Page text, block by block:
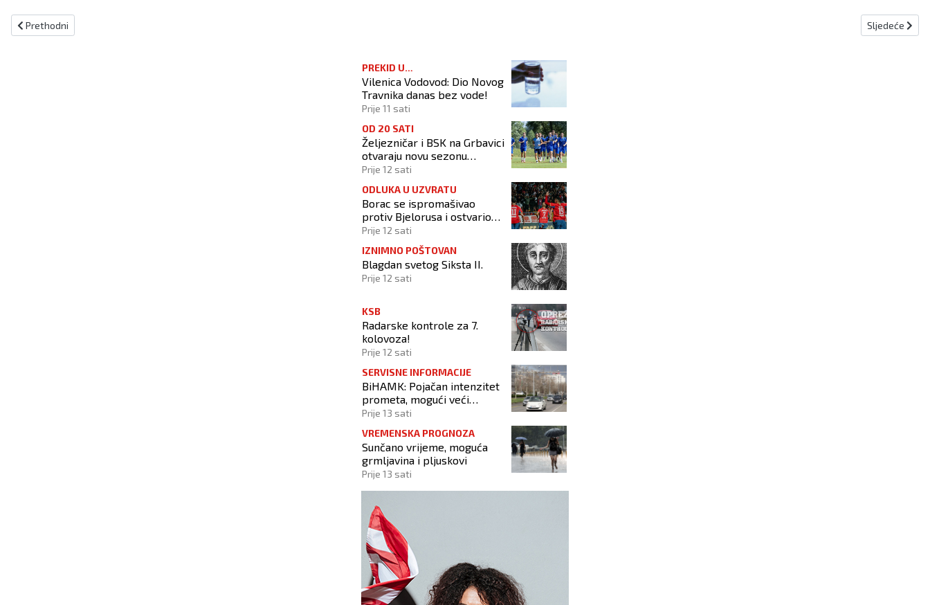
Prethodni članak: Polaznici Škole slikanja pripremaju se za izložbu
Prethodni Sljedeći
Sljedeće
PREKID U
VODOSNABDIJEVANJU
Vilenica Vodovod: Dio Novog
Travnika danas bez vode!
Prije 11 sati
OD 20 SATI
Željezničar i BSK na Grbavici
otvaraju novu sezonu
nogometnog prvenstva BiH
Prije 12 sati
ODLUKA U UZVRATU
Borac se ispromašivao
protiv Bjelorusa i ostvario
minimalno slavlje
Prije 12 sati
IZNIMNO POŠTOVAN
Blagdan svetog Siksta II.
Prije 12 sati
KSB
Radarske kontrole za 7.
kolovoza!
Prije 12 sati
SERVISNE INFORMACIJE
BiHAMK: Pojačan intenzitet
prometa, mogući veći
zastoji!
Prije 13 sati
VREMENSKA PROGNOZA
Sunčano vrijeme, moguća
grmljavina i pljuskovi
Prije 13 sati